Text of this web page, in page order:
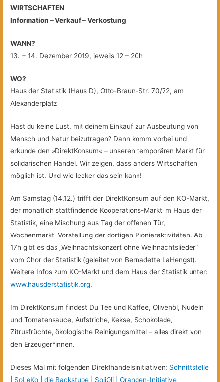
WIRTSCHAFTEN
Information – Verkauf – Verkostung
WANN?
13. + 14. Dezember 2019, jeweils 12 – 20h
WO?
Haus der Statistik (Haus D), Otto-Braun-Str. 70/72, am
Alexanderplatz
Hast du keine Lust, mit deinem Einkauf zur Ausbeutung von
Mensch und Natur beizutragen? Dann komm vorbei und
erkunde den »DirektKonsum« – unseren temporären Markt für
solidarischen Handel. Wir zeigen, dass anders Wirtschaften
möglich ist. Und wie lecker das sein kann!
Am Samstag (14.12.) trifft der DirektKonsum auf den KO-Markt,
der monatlich stattfindende Kooperations-Markt im Haus der
Statistik, eine Mischung aus Tag der offenen Tür,
Wochenmarkt, Vorstellung der dortigen Pionieraktivitäten. Ab
17h gibt es das „Weihnachtskonzert ohne Weihnachtslieder“
vom Chor der Statistik (geleitet von Bernadette LaHengst).
Weitere Infos zum KO-Markt und dem Haus der Statistik unter:
www.hausderstatistik.org.
Im DirektKonsum findest Du Tee und Kaffee, Olivenöl, Nudeln
und Tomatensauce, Aufstriche, Kekse, Schokolade,
Zitrusfrüchte, ökologische Reinigungsmittel – alles direkt von
den Erzeuger*innen.
Dieses Mal mit folgenden Direkthandelsinitiativen: Schnittstelle
SoLeKo |die Backstube SoliOli |Orangen-Initiative